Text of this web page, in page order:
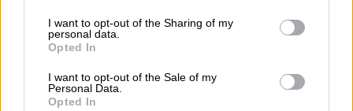
not limited to your visit or usage behaviour. You may click to
grant or deny consent to Google and its third-party tags to
use your data for below specified purposes in below Google
consent section.
I want to opt-out of the Sharing of my
personal data.
Opted In
I want to opt-out of the Sale of my
Personal Data.
Opted In
υπουργείο φαίνεται ότι είχε ως παράπλευρη
απώλεια και αυτήν την καθυστέρηση.
Πλέον – όπως διαβεβαιώνει το «ethnos.gr»
ο γενικός γραμματέας Φυσικού